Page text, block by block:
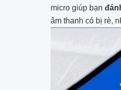
micro giúp bạn
âm thanh có bị rè,